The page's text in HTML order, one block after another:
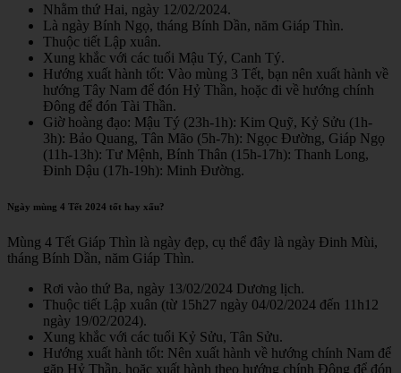
Nhằm thứ Hai, ngày 12/02/2024.
Là ngày Bính Ngọ, tháng Bính Dần, năm Giáp Thìn.
Thuộc tiết Lập xuân.
Xung khắc với các tuổi Mậu Tý, Canh Tý.
Hướng xuất hành tốt: Vào mùng 3 Tết, bạn nên xuất hành về
hướng Tây Nam để đón Hỷ Thần, hoặc đi về hướng chính
Đông để đón Tài Thần.
Giờ hoàng đạo: Mậu Tý (23h-1h): Kim Quỹ, Kỷ Sửu (1h-
3h): Bảo Quang, Tân Mão (5h-7h): Ngọc Đường, Giáp Ngọ
(11h-13h): Tư Mệnh, Bính Thân (15h-17h): Thanh Long,
Đinh Dậu (17h-19h): Minh Đường.
Ngày mùng 4 Tết 2024 tốt hay xấu?
Mùng 4 Tết Giáp Thìn là ngày đẹp, cụ thể đây là ngày Đinh Mùi,
tháng Bính Dần, năm Giáp Thìn.
Rơi vào thứ Ba, ngày 13/02/2024 Dương lịch.
Thuộc tiết Lập xuân (từ 15h27 ngày 04/02/2024 đến 11h12
ngày 19/02/2024).
Xung khắc với các tuổi Kỷ Sửu, Tân Sửu.
Hướng xuất hành tốt: Nên xuất hành về hướng chính Nam để
gặp Hỷ Thần, hoặc xuất hành theo hướng chính Đông để đón